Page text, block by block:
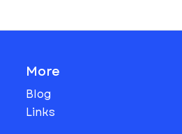
More
Blog
Links